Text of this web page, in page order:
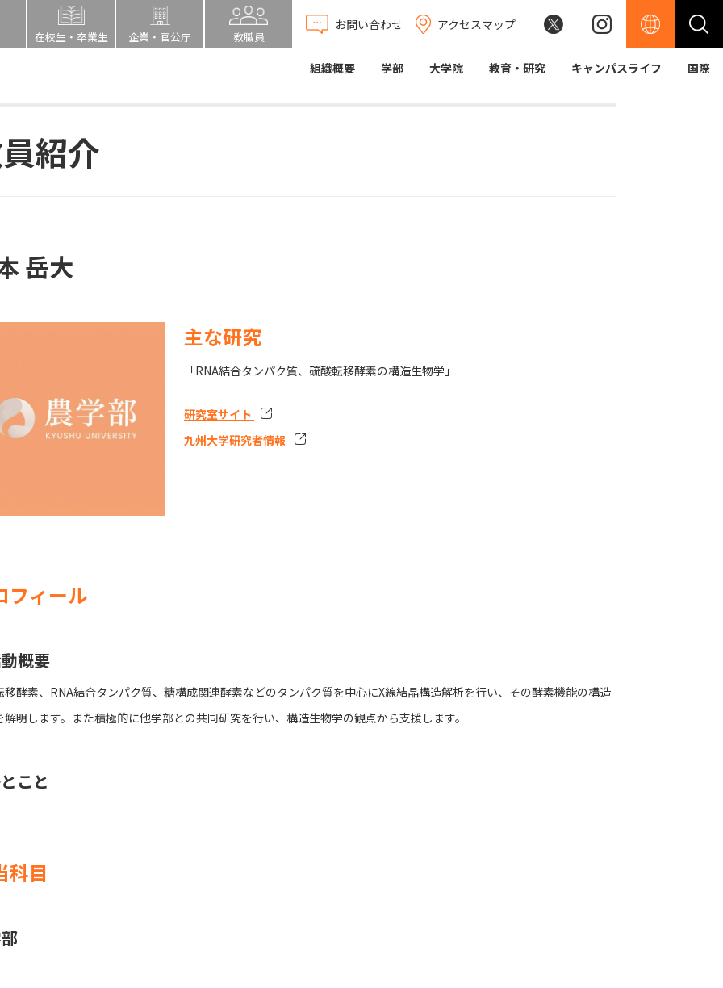
在校生・卒業生 企業・官公庁 教職員
お問い合わせ アクセスマップ
組織概要 学部 大学院 教育・研究 キャンパスライフ 国際
紹介
岳大
主な研究
「RNA結合タンパク質、硫酸転移酵素の構造生物学」
研究室サイト
九州大学研究者情報
フィール
概要
移酵素、RNA結合タンパク質、糖構成関連酵素などのタンパク質を中心にX線結晶構造解析を行い、その酵素機能の構造
解明します。また積極的に他学部との共同研究を行い、構造生物学の観点から支援します。
こと
科目